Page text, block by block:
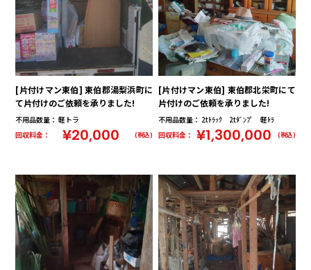
[片付けマン東伯] 東伯郡湯梨浜町に
て片付けのご依頼を承りました!
不用品数量： 軽トラ
回収料金：
¥20,000 (税込)
[片付けマン東伯] 東伯郡北栄町にて
片付けのご依頼を承りました!
不用品数量： 2tﾄﾗｯｸ 2tﾀﾞﾝﾌﾟ 軽ﾄﾗ
回収料金： ¥1,300,000 (税込)